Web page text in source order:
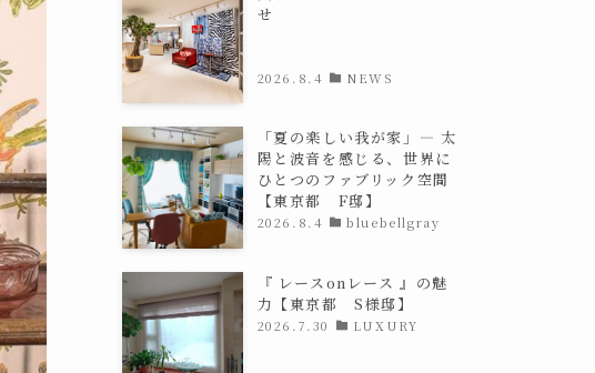
せ
2026.8.4 NEWS
「夏の楽しい我が家」— 太
陽と波音を感じる、世界に
ひとつのファブリック空間
【東京都 F邸】
2026.8.4 bluebellgray
『 レースonレース 』の魅
力【東京都 S様邸】
2026.7.30 LUXURY